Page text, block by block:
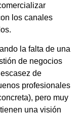
los canales
la falta de una
de negocios
de
profesionales
pero muy
una visión